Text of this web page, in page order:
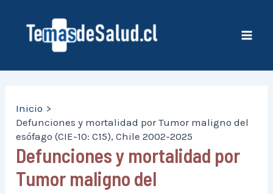
contenido
Inicio
Defunciones y mortalidad por Tumor maligno del
esófago (CIE-10: C15), Chile 2002-2025
Defunciones y mortalidad por
Tumor maligno del